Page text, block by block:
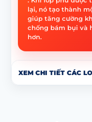
lại, nó tạo thành
giúp tăng cường
chống bám bụi và
hơn.
XEM CHI TIẾT CÁC